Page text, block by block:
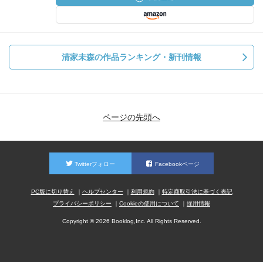
清家未森の作品ランキング・新刊情報
ページの先頭へ
Twitterフォロー Facebookページ
PC版に切り替え ヘルプセンター 利用規約
特定商取引法に基づく表記
プライバシーポリシー
Cookieの使用について 採用情報
Copyright © 2026 Booklog,Inc. All Rights Reserved.